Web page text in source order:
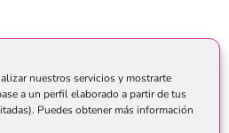
nuestros servicios y mostrarte
a un perfil elaborado a partir de tus
Puedes obtener más información